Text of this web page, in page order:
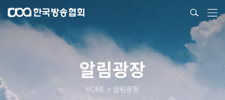
알림광장
HOME > 알림광장